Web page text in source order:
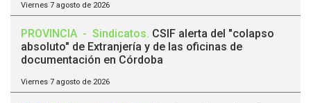
Viernes 7 agosto de 2026
PROVINCIA - Sindicatos. CSIF alerta del "colapso
absoluto" de Extranjería y de las oficinas de
documentación en Córdoba
Viernes 7 agosto de 2026